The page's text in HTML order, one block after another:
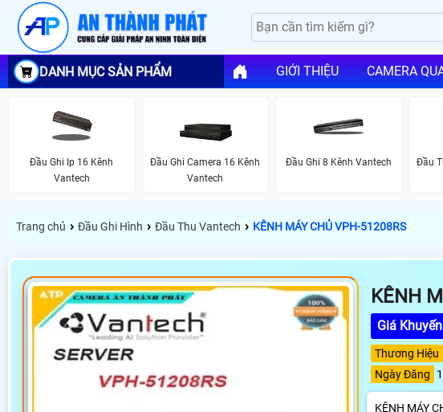
DANH MỤC SẢN PHẨM GIỚI THIỆU CAMERA
Đầu Ghi Ip 16 Kênh
Vantech
Đầu Ghi Camera 16 Kênh
Vantech
Đầu Ghi 8 Kênh Vantech
Đầu
Trang chủ › Đầu Ghi Hình › Đầu Thu Vantech › KÊNH MÁY CHỦ VPH-51208RS
KÊNH
Giá
Thương Hiệu
Ngày Đăng
KÊNH MÁY